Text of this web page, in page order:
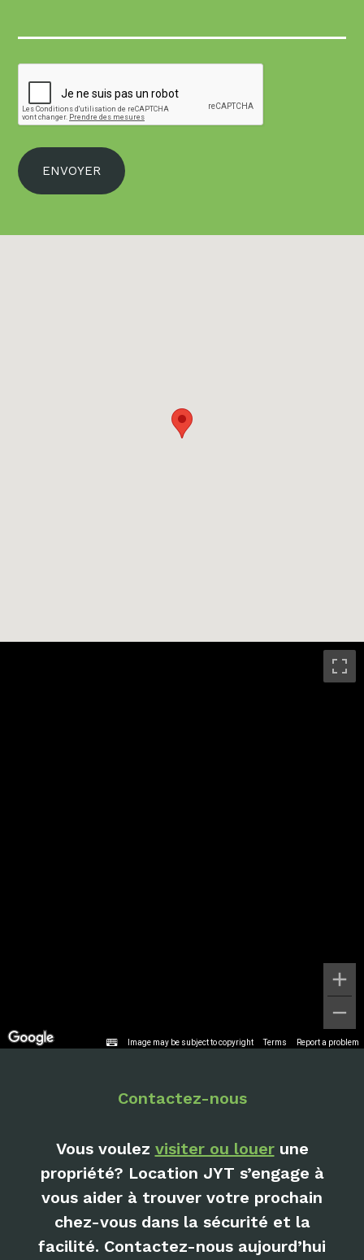
Image may be subject to copyright Terms Report a problem
Contactez-nous
Vous voulez visiter ou louerune
propriété? Location JYT s’engage à
vous aider à trouver votre prochain
chez-vous dans la sécurité et la
facilité. Contactez-nous aujourd’hui